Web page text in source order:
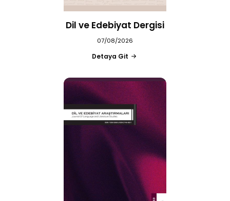
Dil ve Edebiyat Dergisi
07/08/2026
Detaya Git